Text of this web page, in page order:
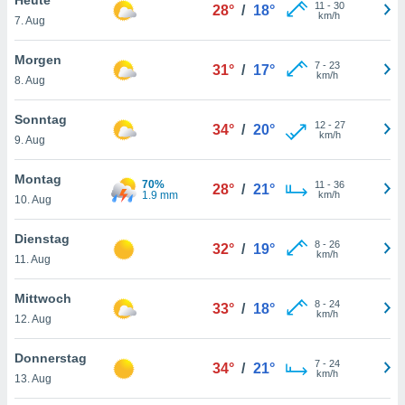
oder
Partner
es uns
das
der
Profil zu
Ihnen
finden
. Sie
jederzeit
Rand
7. Aug
28° / 18° 11 - 30
km/h
Morgen
8. Aug
31° / 17° 7- 23
km/h
Sonntag
9. Aug
34° / 20° 12- 27
km/h
Montag
10. Aug
70%
1.9 mm
28° / 21° 11 - 36
km/h
Dienstag
11. Aug
32° / 19° 8- 26
km/h
Mittwoch
12. Aug
33° / 18° 8- 24
km/h
Donnerstag
13. Aug
34° / 21° 7- 24
km/h